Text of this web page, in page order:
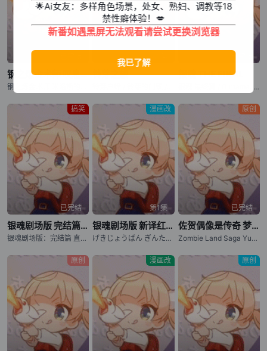
钢之炼金术师 叹息之丘的圣星 铃芽之旅
已完结
银魂 THE FINAL
银魂 最终篇 / Gintama: THE FINAL / Gintama: THE VERY FINAL
搞笑
已完结
银魂剧场版 完结篇 万事屋永不落
银魂剧场版：完结篇 直到永远的万事屋 / 银魂完结篇剧场版：永远的万事屋(港) / Gintama: The Movie: The Final Chapter: Be Forever Yorozuya / Gekijouban Gintama Kanketsuhen: Yorozuya yo Eien Nare
漫画改
第1集
银魂剧场版 新译红樱篇
げきじょうばん ぎんたま しんやくべにざくらへん
原创
已完结
佐贺偶像是传奇 梦想银河乐园
Zombie Land Saga Yumeginga Paradise
原创 漫画改 原创
🌟Ai女友：多样角色场景，处女、熟妇、调教等18
禁性癖体验！💋
新番如遇黑屏无法观看请尝试更换浏览器